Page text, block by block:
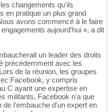
changements qu'ils
en pratique un plus grand
avons commencé à le faire
aujourd'hui », a dit
un leader des droits
précédemment avec les
de la réunion, les groupes
Facebook, y compris
C ayant une expertise en
militants, Facebook n'a que
de l'embauche d'un expert en